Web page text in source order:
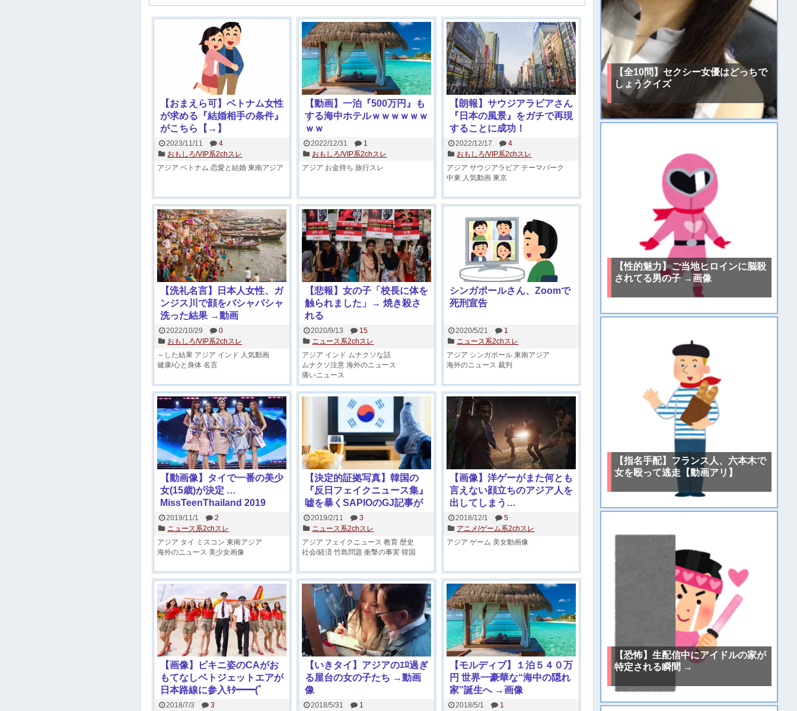
【おまえら可】ベトナム女性
が求める『結婚相手の条件』
がこちら【→】
2023/11/11
4
おもしろ/VIP系2chスレ
アジア ベトナム 恋愛と結婚 東南アジア
【動画】一泊『500万円』も
する海中ホテルｗｗｗｗｗｗ
ｗｗ
2022/12/31
1
おもしろ/VIP系2chスレ
アジア お金持ち 旅行スレ
【朗報】サウジアラビアさん
『日本の風景』をガチで再現
することに成功！
2022/12/17
4
おもしろ/VIP系2chスレ
アジア サウジアラビア テーマパーク
中東 人気動画 東京
【洗礼名言】日本人女性、ガ
ンジス川で顔をバシャバシャ
洗った結果 →動画
2022/10/29
0
おもしろ/VIP系2chスレ
～した結果 アジア インド 人気動画
健康/心と身体 名言
【悲報】女の子「校長に体を
触られました」→ 焼き殺さ
れる
2020/9/13
15
ニュース系2chスレ
アジア インド ムナクソな話
ムナクソ注意 海外のニュース
痛いニュース
シンガポールさん、Zoomで
死刑宣告
2020/5/21
1
ニュース系2chスレ
アジア シンガポール 東南アジア
海外のニュース 裁判
【動画像】タイで一番の美少
女(15歳)が決定 …
MissTeenThailand 2019
2019/11/1
2
ニュース系2chスレ
アジア タイ ミスコン 東南アジア
海外のニュース 美少女画像
【決定的証拠写真】韓国の
『反日フェイクニュース集』
嘘を暴くSAPIOのGJ記事が
話題「旭日旗狩りはサッカー
選手のサル真似が発端」
2019/2/11
3
ニュース系2chスレ
アジア フェイクニュース 教育 歴史
社会/経済 竹島問題 衝撃の事実 韓国
【画像】洋ゲーがまた何とも
言えない顔立ちのアジア人を
出してしまう…
2018/12/1
5
アニメ/ゲーム系2chスレ
アジア ゲーム 美女動画像
【画像】ビキニ姿のCAがお
もてなしベトジェットエアが
日本路線に参入ｷﾀ━━(ﾟ
∀ﾟ)━━!!
2018/7/3
3
【いきタイ】アジアのｴﾛ過ぎ
る屋台の女の子たち →動画
像
2018/5/31
1
【モルディブ】１泊５４０万
円 世界一豪華な“海中の隠れ
家”誕生へ →画像
2018/5/1
1
【全10問】セクシー女優はどっちで
しょうクイズ
【性的魅力】ご当地ヒロインに脳殺
されてる男の子 →画像
【指名手配】フランス人、六本木で
女を殴って逃走【動画アリ】
【恐怖】生配信中にアイドルの家が
特定される瞬間 →